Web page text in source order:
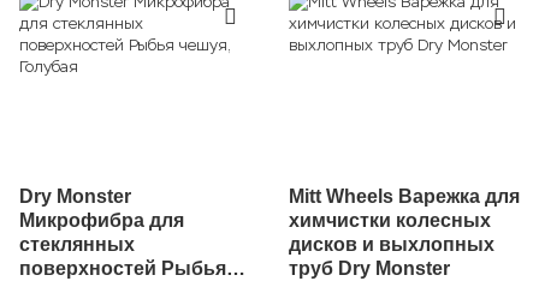
Dry Monster
Микрофибра для
стеклянных
поверхностей Рыбья
Mitt Wheels Варежка для
химчистки колесных
дисков и выхлопных
труб Dry Monster